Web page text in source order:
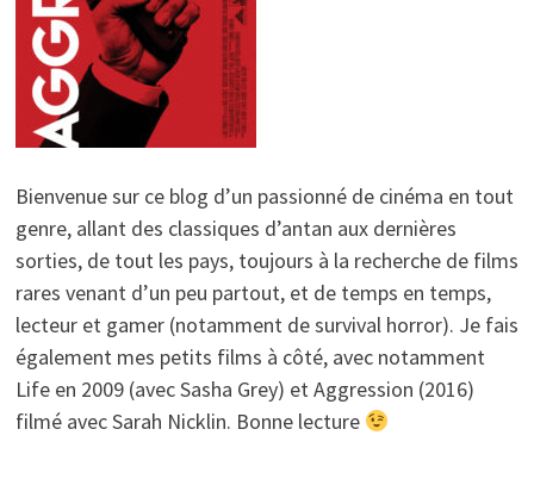
Bienvenue sur ce blog d’un passionné de cinéma en tout
genre, allant des classiques d’antan aux dernières
sorties, de tout les pays, toujours à la recherche de films
rares venant d’un peu partout, et de temps en temps,
lecteur et gamer (notamment de survival horror). Je fais
également mes petits films à côté, avec notamment
Life en 2009 (avec Sasha Grey) et Aggression (2016)
filmé avec Sarah Nicklin. Bonne lecture